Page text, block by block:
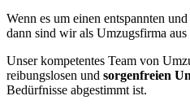
Wenn es um einen entspannten
dann sind wir als Umzugsfirma
Unser kompetentes Team von
reibungslosen und sorgenfreien
Bedürfnisse abgestimmt ist.